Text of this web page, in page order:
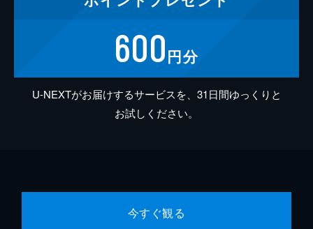
600円分
U-NEXTがお届けするサービスを、31日間ゆっくりと
お試しください。
今すぐ観る